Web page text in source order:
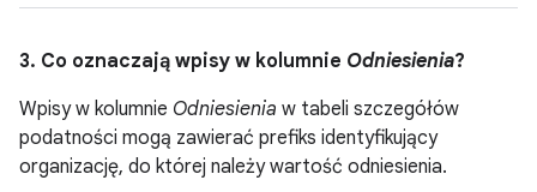
3. Co oznaczają wpisy w kolumnie Odniesienia?
Wpisy w kolumnie Odniesienia w tabeli szczegółów
podatności mogą zawierać prefiks identyfikujący
organizację, do której należy wartość odniesienia.